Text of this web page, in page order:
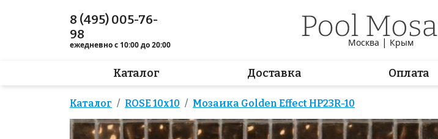
8 (495) 005-76-
98
ежедневно с 10:00 до 20:00 Москва | Крым
Каталог Доставка Оплата
Каталог ROSE 10x10 Мозаика Golden Effect HP23R-10